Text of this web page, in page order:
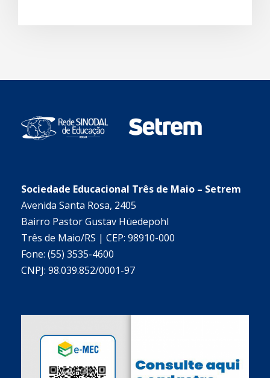
Sociedade Educacional Três de Maio – Setrem
Avenida Santa Rosa, 2405
Bairro Pastor Gustav Hüedepohl
Três de Maio/RS | CEP: 98910-000
Fone: (55) 3535-4600
CNPJ: 98.039.852/0001-97